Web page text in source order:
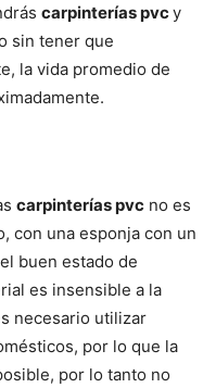
carpinterías pvcy
sin tener que
la vida promedio de
carpinterías pvc no es
con una esponja con un
buen estado de
es insensible a la
necesario utilizar
por lo que la
por lo tanto no